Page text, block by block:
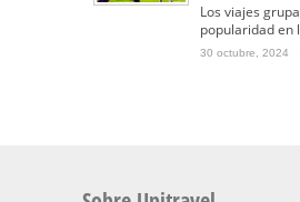
Los viajes
popularidad en
30 octubre, 2024